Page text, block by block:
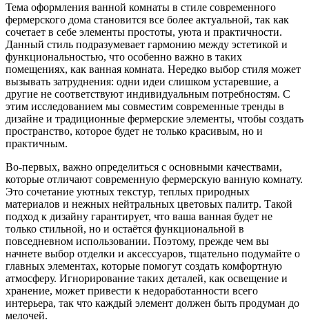
Тема оформления ванной комнаты в стиле современного
фермерского дома становится все более актуальной, так как
сочетает в себе элементы простоты, уюта и практичности.
Данный стиль подразумевает гармонию между эстетикой и
функциональностью, что особенно важно в таких
помещениях, как ванная комната. Нередко выбор стиля может
вызывать затруднения: одни идеи слишком устаревшие, а
другие не соответствуют индивидуальным потребностям. С
этим исследованием мы совместим современные тренды в
дизайне и традиционные фермерские элементы, чтобы создать
пространство, которое будет не только красивым, но и
практичным.
Во-первых, важно определиться с основными качествами,
которые отличают современную фермерскую ванную комнату.
Это сочетание уютных текстур, теплых природных
материалов и нежных нейтральных цветовых палитр. Такой
подход к дизайну гарантирует, что ваша ванная будет не
только стильной, но и остаётся функциональной в
повседневном использовании. Поэтому, прежде чем вы
начнете выбор отделки и аксессуаров, тщательно подумайте о
главных элементах, которые помогут создать комфортную
атмосферу. Игнорирование таких деталей, как освещение и
хранение, может привести к недоработанности всего
интерьера, так что каждый элемент должен быть продуман до
мелочей.